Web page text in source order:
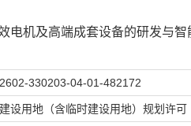
电机及高端成套设备的研发与
2602-330203-04-01-482172
建设用地（含临时建设用地）规划许可